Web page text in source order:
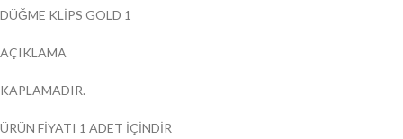
DÜĞME KLİPS GOLD 1
AÇIKLAMA
KAPLAMADIR.
ÜRÜN FİYATI 1 ADET İÇİNDİR